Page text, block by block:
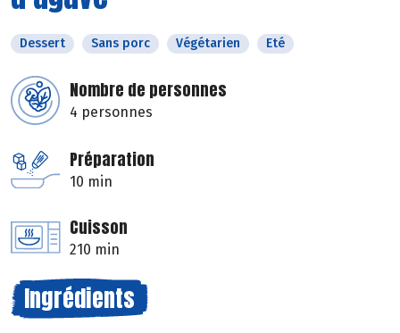
Dessert Sans porc Végétarien Eté
Nombre de personnes
4 personnes
Préparation
10 min
Cuisson
210 min
Ingrédients